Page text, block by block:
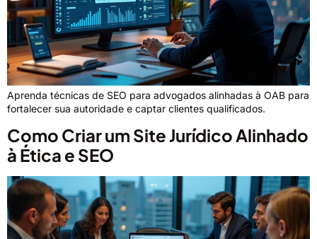
Aprenda técnicas de SEO para advogados alinhadas à OAB para
fortalecer sua autoridade e captar clientes qualificados.
Como Criar um Site Jurídico Alinhado
à Ética e SEO